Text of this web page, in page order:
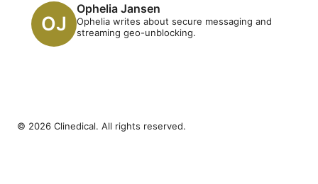
Ophelia Jansen
Ophelia writes about secure messaging and
streaming geo-unblocking.
© 2026 Clinedical. All rights reserved.